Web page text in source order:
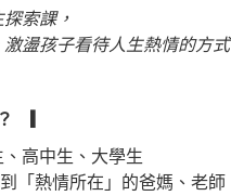
索課，
盪孩子看待人生熱情的方式
▎
、高中生、大學生
「熱情所在」的爸媽、老師